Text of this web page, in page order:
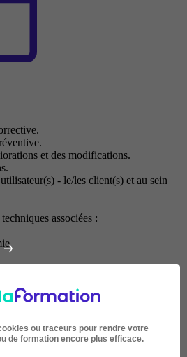
et des modifications.
- le/les client(s) et au sein
associées :
moral et civique.
(EPS).
(PSE).
ou traceurs pour rendre votre
de formation encore plus efficace.